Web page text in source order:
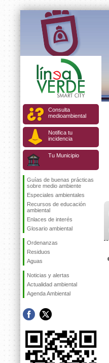
Consulta
medioambiental
Notifica tu
incidencia
Tu Municipio
Guías de buenas prácticas
sobre medio ambiente
Especiales ambientales
Recursos de educación
ambiental
Enlaces de interés
Glosario ambiental
Ordenanzas
Residuos
Aguas
Noticias y alertas
Actualidad ambiental
Agenda Ambiental